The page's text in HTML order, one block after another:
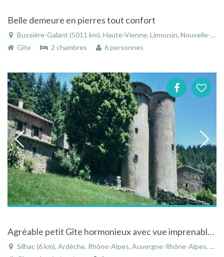
Belle demeure en pierres tout confort
Bussière-Galant (5011 km), Haute-Vienne, Limousin, Nouvelle-Aquitaine, France
Gîte
2 chambres 6 personnes
Agréable petit Gîte hormonieux avec vue imprenable situé au calme à Silhac dans le Rhône-Alpes
Silhac (6 km), Ardèche, Rhône-Alpes, Auvergne-Rhône-Alpes, France